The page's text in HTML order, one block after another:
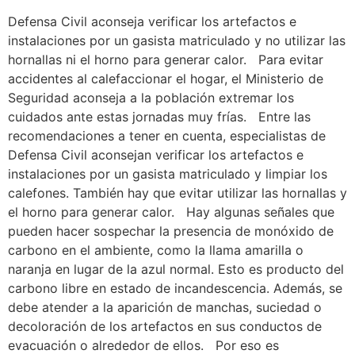
Defensa Civil aconseja verificar los artefactos e
instalaciones por un gasista matriculado y no utilizar las
hornallas ni el horno para generar calor. Para evitar
accidentes al calefaccionar el hogar, el Ministerio de
Seguridad aconseja a la población extremar los
cuidados ante estas jornadas muy frías. Entre las
recomendaciones a tener en cuenta, especialistas de
Defensa Civil aconsejan verificar los artefactos e
instalaciones por un gasista matriculado y limpiar los
calefones. También hay que evitar utilizar las hornallas y
el horno para generar calor. Hay algunas señales que
pueden hacer sospechar la presencia de monóxido de
carbono en el ambiente, como la llama amarilla o
naranja en lugar de la azul normal. Esto es producto del
carbono libre en estado de incandescencia. Además, se
debe atender a la aparición de manchas, suciedad o
decoloración de los artefactos en sus conductos de
evacuación o alrededor de ellos. Por eso es